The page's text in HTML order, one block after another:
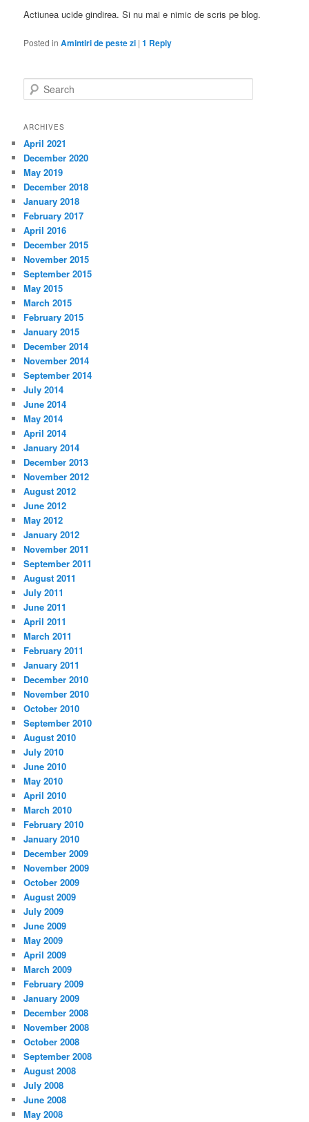
Actiunea ucide gindirea. Si nu mai e nimic de scris pe blog.
Posted in Amintiri de peste zi |1 Reply
e
r
h
ARCHIVES
April 2021
December 2020
May 2019
December 2018
January 2018
February 2017
April 2016
December 2015
November 2015
September 2015
May 2015
March 2015
February 2015
January 2015
December 2014
November 2014
September 2014
July 2014
June 2014
May 2014
April 2014
January 2014
December 2013
November 2012
August 2012
June 2012
May 2012
January 2012
November 2011
September 2011
August 2011
July 2011
June 2011
April 2011
March 2011
February 2011
January 2011
December 2010
November 2010
October 2010
September 2010
August 2010
July 2010
June 2010
May 2010
April 2010
March 2010
February 2010
January 2010
December 2009
November 2009
October 2009
August 2009
July 2009
June 2009
May 2009
April 2009
March 2009
February 2009
January 2009
December 2008
November 2008
October 2008
September 2008
August 2008
July 2008
June 2008
May 2008